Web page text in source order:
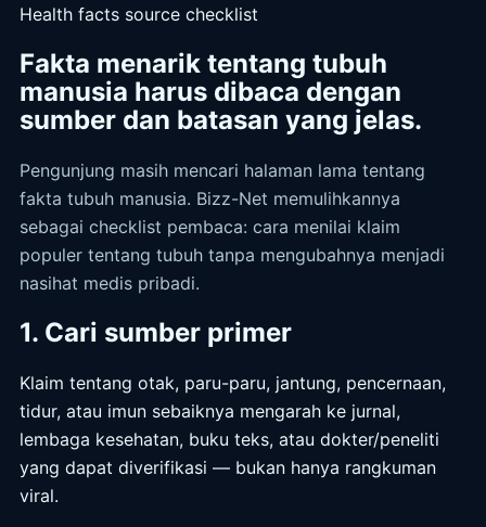
Health facts source checklist
Fakta menarik tentang tubuh
manusia harus dibaca dengan
sumber dan batasan yang jelas.
Pengunjung masih mencari halaman lama tentang
fakta tubuh manusia. Bizz-Net memulihkannya
sebagai checklist pembaca: cara menilai klaim
populer tentang tubuh tanpa mengubahnya menjadi
nasihat medis pribadi.
1. Cari sumber primer
Klaim tentang otak, paru-paru, jantung, pencernaan,
tidur, atau imun sebaiknya mengarah ke jurnal,
lembaga kesehatan, buku teks, atau dokter/peneliti
yang dapat diverifikasi — bukan hanya rangkuman
viral.